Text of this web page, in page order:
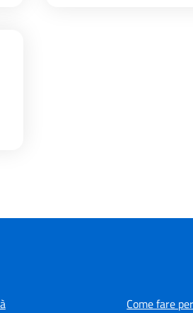
Come fare